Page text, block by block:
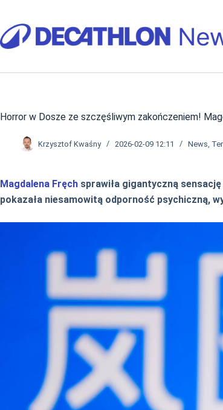
treści
Horror w Dosze ze szczęśliwym zakończeniem!
Krzysztof Kwaśny 2026-02-09 12:11 News
Magdalena Fręch sprawiła gigantyczną
pokazała niesamowitą odporność psychiczną,